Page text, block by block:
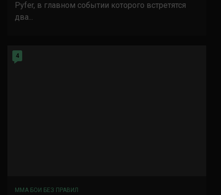
Pyfer, в главном событии которого встретятся
два...
4
ММА БОИ БЕЗ ПРАВИЛ